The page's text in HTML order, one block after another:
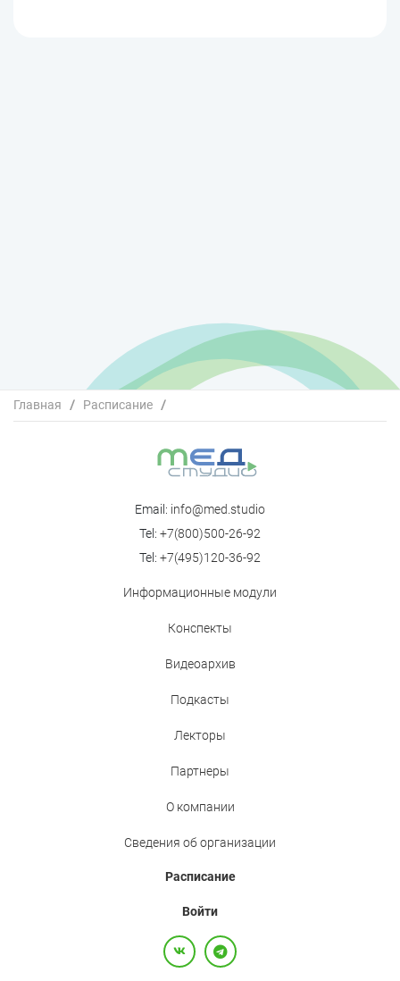
Главная / Расписание
/
III Научно-практическая конференция «Детская
Email: info@med.studio
Tel: +7(800)500-26-92
Tel: +7(495)120-36-92
Информационные модули
Конспекты
Видеоархив
Подкасты
Лекторы
Партнеры
О компании
Сведения об организации
Расписание
Войти